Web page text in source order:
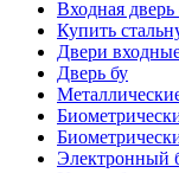
Входная дверь
Купить
Двери
Дверь бу
Электронный